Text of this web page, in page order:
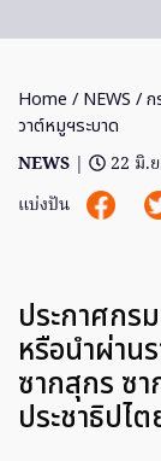
Home / NEWS / ก
วาต์หมูฯระบาด
NEWS |
22 มิ.
แบ่งปัน
ประกาศกร
หรือนำผ่าน
ซากสุกร ซ
ประชาธิปไ